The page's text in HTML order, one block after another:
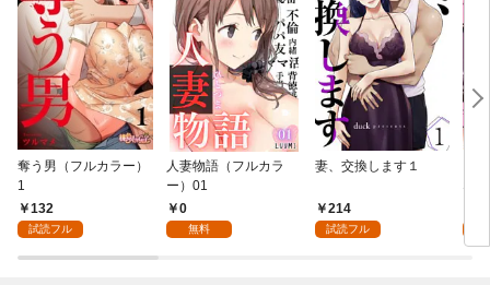
奪う男（フルカラー）
1
132
試読フル
人妻物語（フルカラ
ー）01
0
無料
妻、交換します１
214
試読フル
な